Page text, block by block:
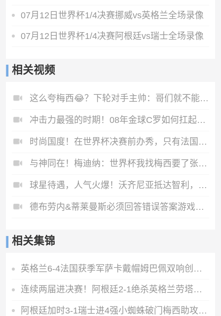
07月12日世界杯1/4决赛挪威vs英格兰全场录像
07月12日世界杯1/4决赛阿根廷vs瑞士全场录像
相关视频
这么夸梅西😂？下轮对手主帅：哥们就不能度度假，坐坐游艇吗？
冲击力最强的时期！08年金球C罗如何扛起球队？
时尚国度！在世界杯决赛前办秀，只有法国人敢这么做！
与神同在！梅迪纳：世界杯我找梅西要了张照片，我得把它纹在身上
球星待遇，人气火爆！沃齐尼亚抵达智利，众多球迷接机欢呼声震耳
德布劳内&蒂莱曼斯必须回答错误答案游戏：到底谁在爱一天两训？
相关集锦
英格兰6-4法国获季军萨卡戴帽姆巴佩双响创纪录奥利塞2助+失良机
连续两届进决赛！阿根廷2-1绝杀英格兰劳塔罗恩佐破门梅西两助攻
阿根廷加时3-1瑞士进4强小蜘蛛破门梅西助攻麦卡恩博洛假摔染红